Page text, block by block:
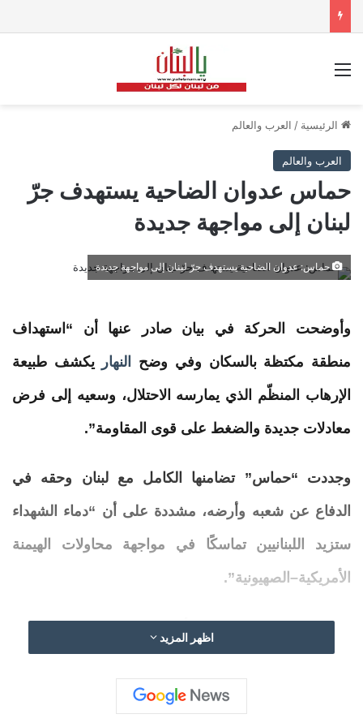
الرئيسية / العرب والعالم
العرب والعالم
حماس عدوان الضاحية يستهدف جرّ
لبنان إلى مواجهة جديدة
حماس: عدوان الضاحية يستهدف جرّ لبنان إلى مواجهة جديدة
وأوضحت الحركة في بيان صادر عنها أن “استهداف
منطقة مكتظة بالسكان وفي وضح النهار يكشف طبيعة
الإرهاب المنظّم الذي يمارسه الاحتلال، وسعيه إلى فرض
معادلات جديدة والضغط على قوى المقاومة”.
وجددت “حماس” تضامنها الكامل معلبنان وحقه في
الدفاع عن شعبه وأرضه، مشددة على أن “دماء الشهداء
ستزيد اللبنانيين تماسكًا في مواجهة محاولات الهيمنة
الأمريكية–الصهيونية”.
وتقدمت الحركة بالعزاء لأسر الشهداء وتمنت الشفاء
من كل أشكال العدوان”.
اظهر المزيد